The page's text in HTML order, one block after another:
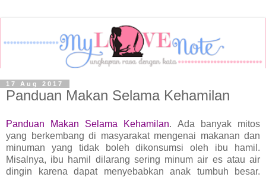
17 Aug 2017
Panduan Makan Selama Kehamilan
Panduan Makan Selama Kehamilan. Ada banyak mitos
yang berkembang di masyarakat mengenai makanan dan
minuman yang tidak boleh dikonsumsi oleh ibu hamil.
Misalnya, ibu hamil dilarang sering minum air es atau air
dingin karena dapat menyebabkan anak tumbuh besar.